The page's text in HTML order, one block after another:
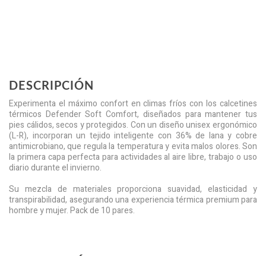
DESCRIPCIÓN
Experimenta el máximo confort en climas fríos con los calcetines
térmicos Defender Soft Comfort, diseñados para mantener tus
pies cálidos, secos y protegidos. Con un diseño unisex ergonómico
(L-R), incorporan un tejido inteligente con 36% de lana y cobre
antimicrobiano, que regula la temperatura y evita malos olores. Son
la primera capa perfecta para actividades al aire libre, trabajo o uso
diario durante el invierno.
Su mezcla de materiales proporciona suavidad, elasticidad y
transpirabilidad, asegurando una experiencia térmica premium para
hombre y mujer. Pack de 10 pares.